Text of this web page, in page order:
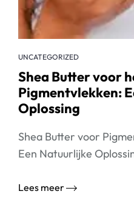
UNCATEGORIZED
Shea Butter voor
Pigmentvlekken:
Oplossing
Shea Butter voor
Een Natuurlijke
Lees meer